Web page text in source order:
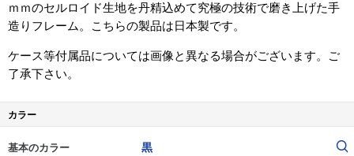
ｍｍのセルロイド生地を丹精込めて究極の技術で磨き上げた手
造りフレーム。こちらの製品は日本製です。
ケース等付属品については画像と異なる場合がございます。ご
了承下さい。
カラー
基本のカラー 黒